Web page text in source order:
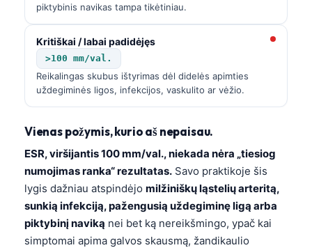
piktybinis navikas tampa tikėtiniau.
Kritiškai / labai padidėjęs
>100 mm/val.
Reikalingas skubus ištyrimas dėl didelės apimties
uždegiminės ligos, infekcijos, vaskulito ar vėžio.
Vienas požymis, kurio aš nepaisau.
ESR, viršijantis 100 mm/val., niekada nėra „tiesiog
numojimas ranka“ rezultatas. Savo praktikoje šis
lygis dažniau atspindėjo milžiniškų ląstelių arteritą,
sunkią infekciją, pažengusią uždegiminę ligą arba
piktybinį naviką nei bet ką nereikšmingo, ypač kai
simptomai apima galvos skausmą, žandikaulio